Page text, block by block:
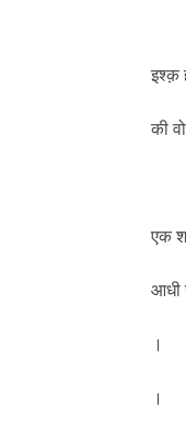
इश्क़
की
एक
आधी
।
।